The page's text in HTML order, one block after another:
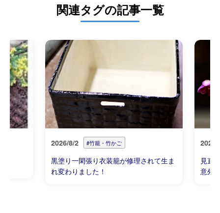
関連タグの記事一覧
2026/8/2 #竹籠・竹かご
黒塗り一閑張り衣装籠が修理されて生ま
れ変わりました！
2026/
見直
意外